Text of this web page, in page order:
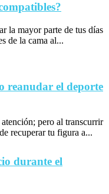
la mayor parte de tus días
de la cama al...
reanudar el deporte
pero al transcurrir
recuperar tu figura a...
durante el